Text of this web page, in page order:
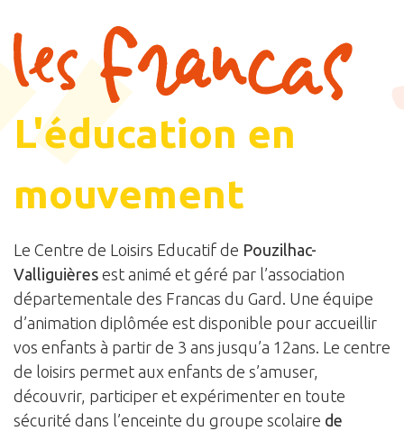
L'éducation en
mouvement
Le Centre de Loisirs Educatif de Pouzilhac-
Valliguières est animé et géré par l’association
départementale des Francas du Gard. Une équipe
d’animation diplômée est disponible pour accueillir
vos enfants à partir de 3 ans jusqu’a 12ans. Le centre
de loisirs permet aux enfants de s’amuser,
découvrir, participer et expérimenter en toute
sécurité dans l’enceinte du groupe scolaire de